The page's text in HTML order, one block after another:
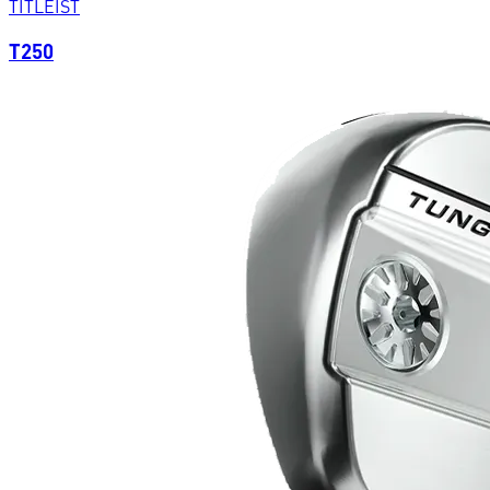
TITLEIST
T250